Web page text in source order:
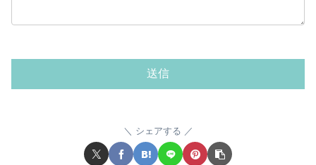
シェアする